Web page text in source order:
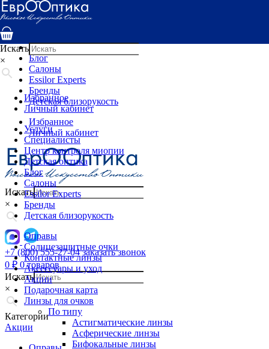
Услуги
Специалисты
Детская оптика
Блог
Салоны
Essilor Experts
Бренды
Детская близорукость
Избранное
Личный кабинет
Искать
×
+7 (800) 555-27-04 заказать звонок
0 ₽ 0 товаров
Искать
×
Категории
Акции
Искать
×
Избранное
Личный кабинет
Услуги
Специалисты
Центр контроля миопии
Детская оптика
Блог
Салоны
Essilor Experts
Бренды
Детская близорукость
Оправы
Солнцезащитные очки
Контактные линзы
Аксессуары и уход
Акции
Подарочная карта
Линзы для очков
По типу
Астигматические линзы
Асферические линзы
Бифокальные линзы